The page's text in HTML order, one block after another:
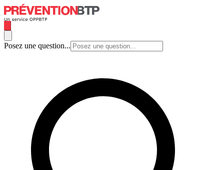
Posez une question...